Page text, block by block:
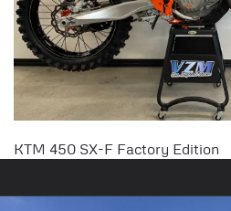
KTM 450 SX-F Factory Edition